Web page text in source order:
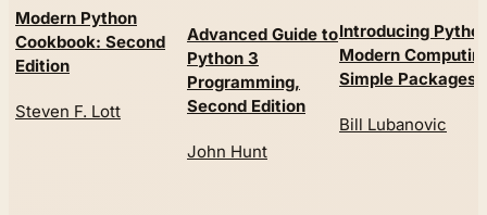
Modern Python
Cookbook: Second
Edition
Steven F. Lott
Advanced Guide to
Python 3
Programming,
Second Edition
John Hunt
Introducing
Modern
Simple Packages
Bill Lubanovic